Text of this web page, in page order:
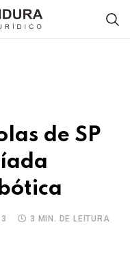
de SP
3 MIN. DE LEITURA